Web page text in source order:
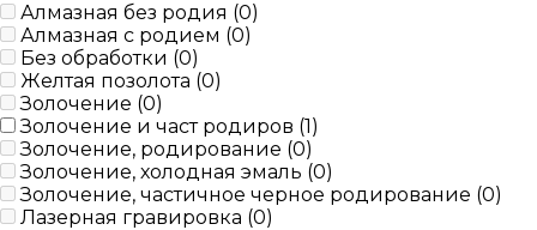
Алмазная без родия (0)
Алмазная с родием (0)
Без обработки (0)
Желтая позолота (0)
Золочение (0)
Золочение и част родиров (1)
Золочение, родирование (0)
Золочение, холодная эмаль (0)
Золочение, частичное черное родирование (0)
Лазерная гравировка (0)